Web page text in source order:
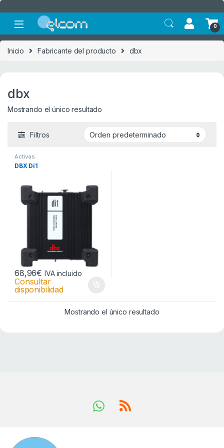
0
Inicio Fabricante del producto dbx
dbx
Mostrando el único resultado
Filtros
Activas
DBX Di1
68,96€ IVA incluido
Consultar
disponibilidad
Mostrando el único resultado